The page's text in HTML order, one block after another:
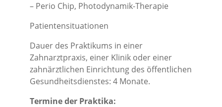
– Perio Chip, Photodynamik-Therapie
Patientensituationen
Dauer des Praktikums in einer
Zahnarztpraxis, einer Klinik oder einer
zahnärztlichen Einrichtung des öffentlichen
Gesundheitsdienstes: 4 Monate.
Termine der Praktika: